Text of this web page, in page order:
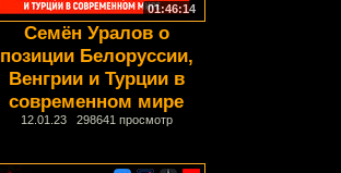
01:46:14
Семён Уралов о
позиции Белоруссии,
Венгрии и Турции в
современном мире
12.01.23 298641 просмотр